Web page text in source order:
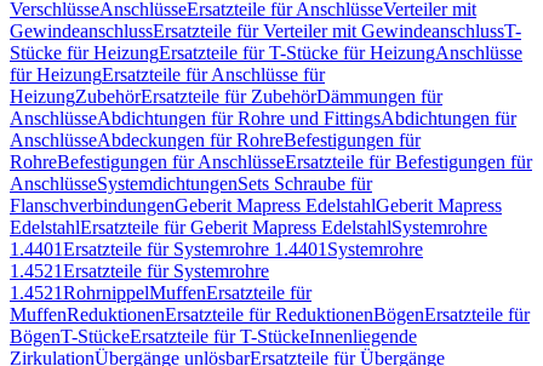
VerschlüsseAnschlüsseErsatzteile für AnschlüsseVerteiler mit
GewindeanschlussErsatzteile für Verteiler mit GewindeanschlussT-
Stücke für HeizungErsatzteile für T-Stücke für HeizungAnschlüsse
für HeizungErsatzteile für Anschlüsse für
HeizungZubehörErsatzteile für ZubehörDämmungen für
AnschlüsseAbdichtungen für Rohre und FittingsAbdichtungen für
AnschlüsseAbdeckungen für RohreBefestigungen für
RohreBefestigungen für AnschlüsseErsatzteile für Befestigungen für
AnschlüsseSystemdichtungenSets Schraube für
FlanschverbindungenGeberit Mapress EdelstahlGeberit Mapress
EdelstahlErsatzteile für Geberit Mapress EdelstahlSystemrohre
1.4401Ersatzteile für Systemrohre 1.4401 Systemrohre
1.4521Ersatzteile für Systemrohre
1.4521RohrnippelMuffenErsatzteile für
MuffenReduktionenErsatzteile für ReduktionenBögenErsatzteile für
BögenT-StückeErsatzteile für T-StückeInnenliegende
ZirkulationÜbergänge unlösbarErsatzteile für Übergänge